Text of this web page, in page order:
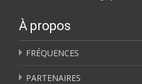
À propos
FRÉQUENCES
PARTENAIRES